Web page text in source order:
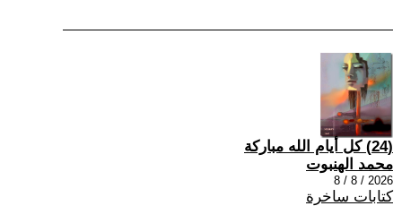
(24) كل أيام الله مباركة
محمد الهنبوت
2026 / 8 / 8
كتابات ساخرة